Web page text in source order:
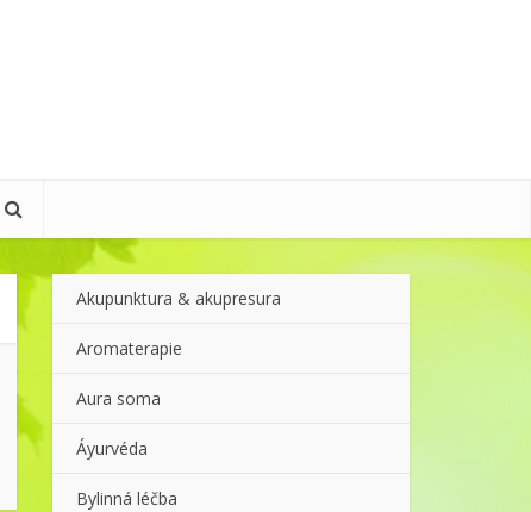
Akupunktura & akupresura
Aromaterapie
Aura soma
Áyurvéda
Bylinná léčba